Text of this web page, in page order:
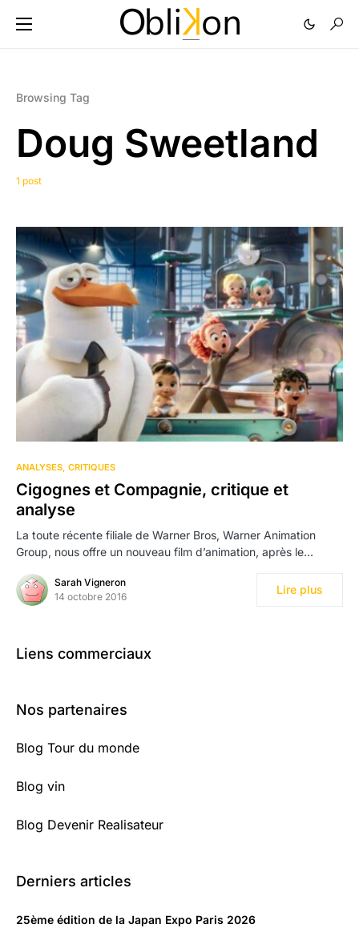
Browsing Tag
Doug Sweetland
1 post
5
ANALYSES CRITIQUES
Cigognes et Compagnie, critique et
analyse
La toute récente filiale de Warner Bros, Warner Animation
Group, nous offre un nouveau film d’animation, après le…
Sarah Vigneron
14 octobre 2016
Lire plus
Liens commerciaux
Nos partenaires
Blog Tour du monde
Blog vin
Blog Devenir Realisateur
Derniers articles
25ème édition de la Japan Expo Paris 2026